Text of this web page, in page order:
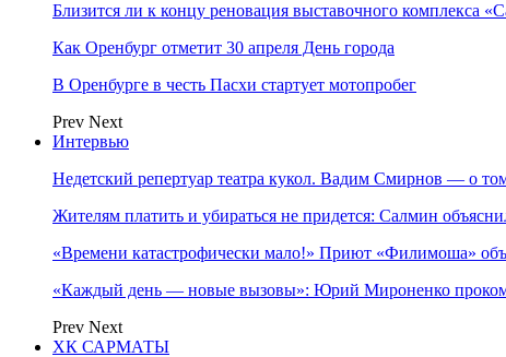
Близится ли к концу реновация выставочного комплекса
Как Оренбург отметит 30 апреля День города
В Оренбурге в честь Пасхи стартует мотопробег
Prev Next
Интервью
Недетский репертуар театра кукол. Вадим Смирнов — о
Жителям платить и убираться не придется: Салмин
«Времени катастрофически мало!» Приют «Филимоша»
«Каждый день — новые вызовы»: Юрий Мироненко
Prev Next
ХК САРМАТЫ